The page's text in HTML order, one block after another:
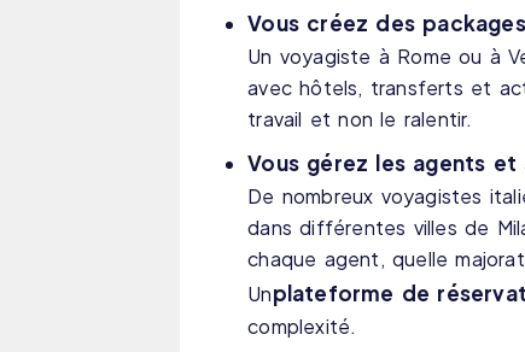
Vous créez des
Un voyagiste à Rome ou à
avec hôtels, transferts et
travail et non le ralentir.
Vous gérez les agents
De nombreux voyagistes
dans différentes villes de
chaque agent, quelle
Unplateforme de
complexité.